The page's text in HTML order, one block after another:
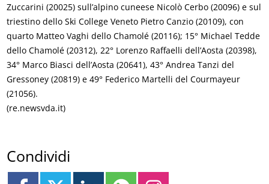
Zuccarini (20025) sull’alpino cuneese Nicolò Cerbo (20096) e sul
triestino dello Ski College Veneto Pietro Canzio (20109), con
quarto Matteo Vaghi dello Chamolé (20116); 15° Michael Tedde
dello Chamolé (20312), 22° Lorenzo Raffaelli dell’Aosta (20398),
34° Marco Biasci dell’Aosta (20641), 43° Andrea Tanzi del
Gressoney (20819) e 49° Federico Martelli del Courmayeur
(21056).
(re.newsvda.it)
Condividi